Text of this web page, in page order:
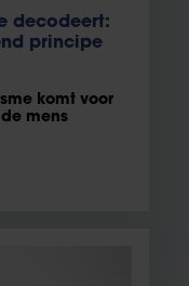
decodeert:
principe
komt voor
mens